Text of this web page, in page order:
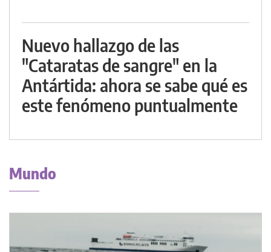
Nuevo hallazgo de las
"Cataratas de sangre" en la
Antártida: ahora se sabe qué es
este fenómeno puntualmente
Mundo